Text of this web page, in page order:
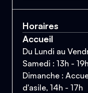
Horaires
Accueil
Du Lundi au
Samedi : 13h - 19h
Dimanche :
d'asile, 14h - 17h